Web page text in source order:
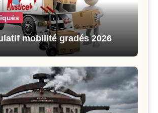
mobilité gradés 2026